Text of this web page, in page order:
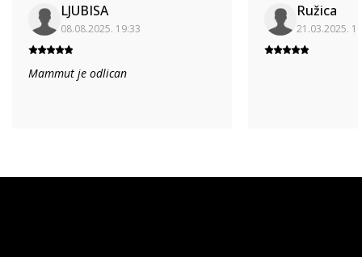
LJUBISA
08.08.2025. 19:33
Mammut je odlican
Ružica
21.03.2025.